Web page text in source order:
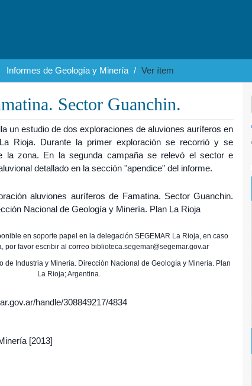
Informes de Geología y Minería Ver ítem
Sector Guanchin.
un estudio de dos exploraciones de aluviones auríferos en
Rioja. Durante la primer exploración se recorrió y se
la zona. En la segunda campaña se relevó el sector e
detallado en la sección "apendice" del informe.
aluviones auríferos de Famatina. Sector Guanchin.
Nacional de Geología y Minería. Plan La Rioja
en soporte papel en la delegación SEGEMAR La Rioja, en caso
por favor escribir al correo biblioteca.segemar@segemar.gov.ar
de Industria y Minería. Dirección Nacional de Geología y Minería. Plan
La Rioja; Argentina.
handle/308849217/4834
[2013]